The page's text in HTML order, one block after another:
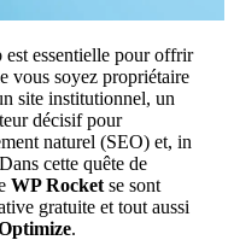
est essentielle pour offrir
vous soyez propriétaire
site institutionnel, un
décisif pour
naturel (SEO) et, in
cette quête de
WP Rocket se sont
gratuite et tout aussi
.